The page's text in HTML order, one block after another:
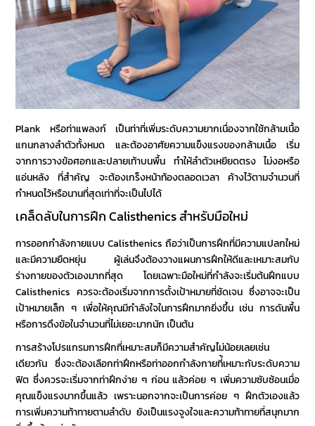
Plank หรือท่าแพลงก์ เป็นท่าที่เพิ่มระดับความยากเนื่องจากใช้กล้ามเนื้อ
แกนกลางลำตัวทั้งหมด และต้องอาศัยความแข็งแรงของกล้ามเนื้อ เริ่ม
จากการวางข้อศอกและปลายเท้าบนพื้น ทำให้ลำตัวเหยียดตรง ไม่งอหรือ
แอ่นหลัง ที่สำคัญ จะต้องเกร็งหน้าท้องตลอดเวลา ค้างไว้ตามจำนวนที่
กำหนดไว้หรือนานที่สุดเท่าที่จะเป็นไปได้
เคล็ดลับในการฝึกCalisthenicsสำหรับมือใหม่
การออกกำลังกายแบบ Calisthenics ถือว่าเป็นการฝึกที่มีความแปลกใหม่
และมีความยืดหยุ่น ผู้เล่นจึงต้องวางแผนการฝึกให้ดีและเหมาะสมกับ
ร่างกายของตัวเองมากที่สุด โดยเฉพาะมือใหม่ที่กำลังจะเริ่มต้นฝึกแบบ
Calisthenics ควรจะต้องเริ่มจากการตั้งเป้าหมายที่ชัดเจน ซึ่งอาจจะเป็น
เป้าหมายเล็ก ๆ เพื่อให้คุณมีกำลังใจในการฝึกมากยิ่งขึ้น เช่น การดันพื้น
หรือการดึงข้อในจำนวนที่ไม่เยอะมากนัก เป็นต้น
การสร้างโปรแกรมการฝึกที่เหมาะสมก็มีความสำคัญไม่น้อยเลยเช่น
เดียวกัน ซึ่งจะต้องเลือกท่าฝึกหรือท่าออกกำลังกายที่้เหมาะกับระดับความ
ฟิต ซึ่งควรจะเริ่มจากท่าฝึกง่าย ๆ ก่อน แล้วค่อย ๆ เพิ่มความซับซ้อนเมื่อ
คุณแข็งแรงมากขึ้นแล้ว เพราะนอกจากจะเป็นการค่อย ๆ ฝึกตัวเองแล้ว
การเพิ่มความท้าทายตามลำดับ ยังเป็นแรงจูงใจและความท้าทายที่สนุกมาก